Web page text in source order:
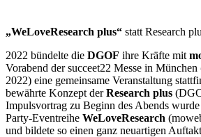
„WeLoveResearch plus“ statt Research
2022 bündelte die DGOF ihre Kräfte mit
Vorabend der succeet22 Messe in
2022) eine gemeinsame Veranstaltung
bewährte Konzept derResearch plus
Impulsvortrag zu Beginn des Abends
Party-Eventreihe WeLoveResearch
und bildete so einen ganz neuartigen